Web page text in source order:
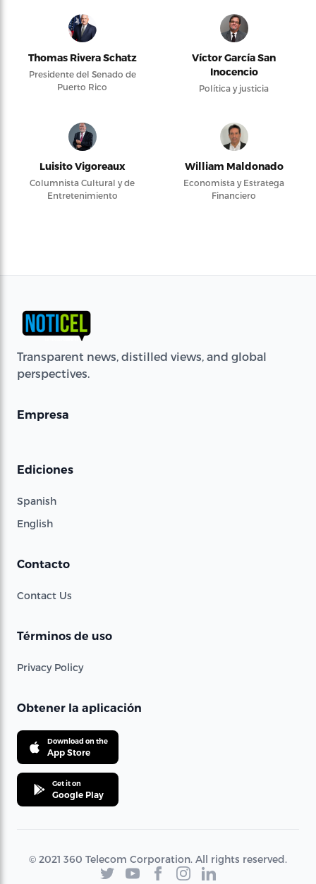
Thomas Rivera Schatz
Presidente del Senado de
Puerto Rico
Víctor García San
Inocencio
Política y justicia
Luisito Vigoreaux
Columnista Cultural y de
Entretenimiento
William Maldonado
Economista y Estratega
Financiero
Transparent news, distilled views, and global
perspectives.
Empresa
Ediciones
Spanish
English
Contacto
Contact Us
Términos de uso
Privacy Policy
Obtener la aplicación
Download on the
App Store
Get it on
Google Play
© 2021 360 Telecom Corporation. All rights reserved.